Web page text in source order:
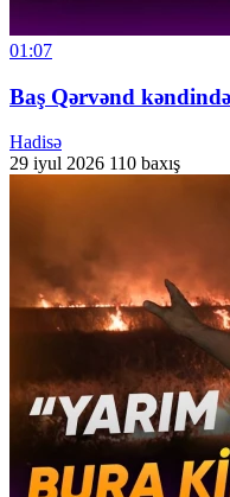
01:07
Baş Qərvənd
Hadisə
29 iyul 2026 110 baxış